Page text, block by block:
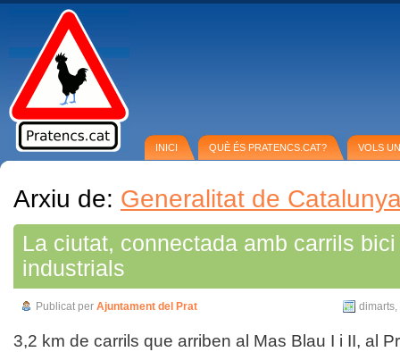
INICI QUÈ ÉS PRATENCS.CAT? VOLS
Arxiu de: Generalitat de
La ciutat, connectada amb carrils
industrials
Publicat per Ajuntament del Prat
3,2 km de carrils que arriben al Mas Blau I i II, al